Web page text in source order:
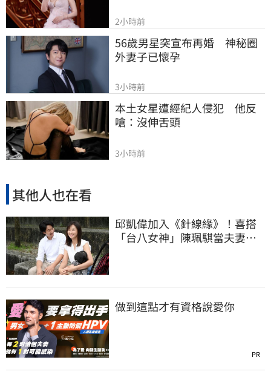
2小時前
56歲男星突宣布再婚　神秘圈
外妻子已懷孕
3小時前
本土女星遭經紀人侵犯　他反
嗆：沒伸舌頭
3小時前
其他人也在看
邱凱偉加入《針線緣》！喜搭
「台八女神」陳珮騏當夫妻：
做到這點才有資格說愛你
PR